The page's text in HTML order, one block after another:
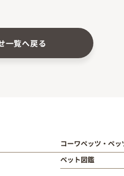
一覧へ戻る
コーワペッツ・ペ
ペット図鑑